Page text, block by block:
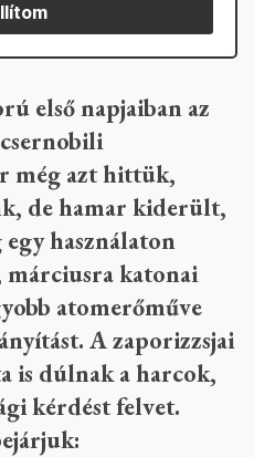
első napjaiban az
még azt hittük,
de hamar kiderült,
használaton
katonai
atomerőműve
A zaporizzsjai
is dúlnak a harcok,
kérdést felvet.